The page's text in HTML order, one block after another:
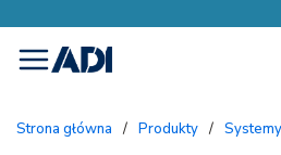
menu
Strona główna / Produkty /